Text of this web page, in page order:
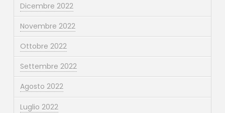
Dicembre 2022
Novembre 2022
Ottobre 2022
Settembre 2022
Agosto 2022
Luglio 2022